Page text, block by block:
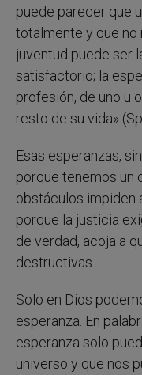
puede parecer que
totalmente y que no
juventud puede ser
satisfactorio; la
profesión, de uno u
resto de su vida»
Esas esperanzas,
porque tenemos un
obstáculos impiden
porque la justicia
de verdad, acoja a
destructivas.
Solo en Dios
esperanza. En
esperanza solo
universo y que nos